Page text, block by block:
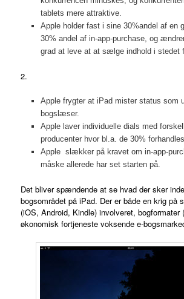
tablets mere attraktive.
Apple holder fast i sine 30%andel af en
30% andel af in-app-purchase, og
grad at leve at at sælge indhold i stedet
2.
Apple frygter at iPad mister status som
bogslæser.
Apple laver individuelle dials med
producenter hvor bl.a. de 30% forhandles.
Apple slækker på kravet om in-app-
måske allerede har set starten på.
Det bliver spændende at se hvad der sker
bogsområdet på iPad. Der er både en krig på
(iOS, Android, Kindle) involveret, bogformater
økonomisk fortjeneste voksende e-